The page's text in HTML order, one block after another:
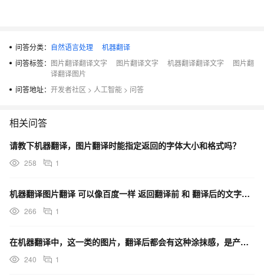
问答分类： 自然语言处理
机器翻译
问答标签： 图片翻译翻译文字 图片翻译文字 机器翻译翻译文字
图片翻
译翻译图片
问答地址： 开发者社区 > 人工智能 > 问答
相关问答
请教下机器翻译，图片翻译时能指定返回的字体大小和格式吗？
258 1
机器翻译图片翻译 可以像百度一样 返回翻译前 和 翻译后的文字吗？
266 1
在机器翻译中，这一类的图片，翻译后都会有这种涂抹感，是产品能力问题还是需要针对性的调优？
240 1